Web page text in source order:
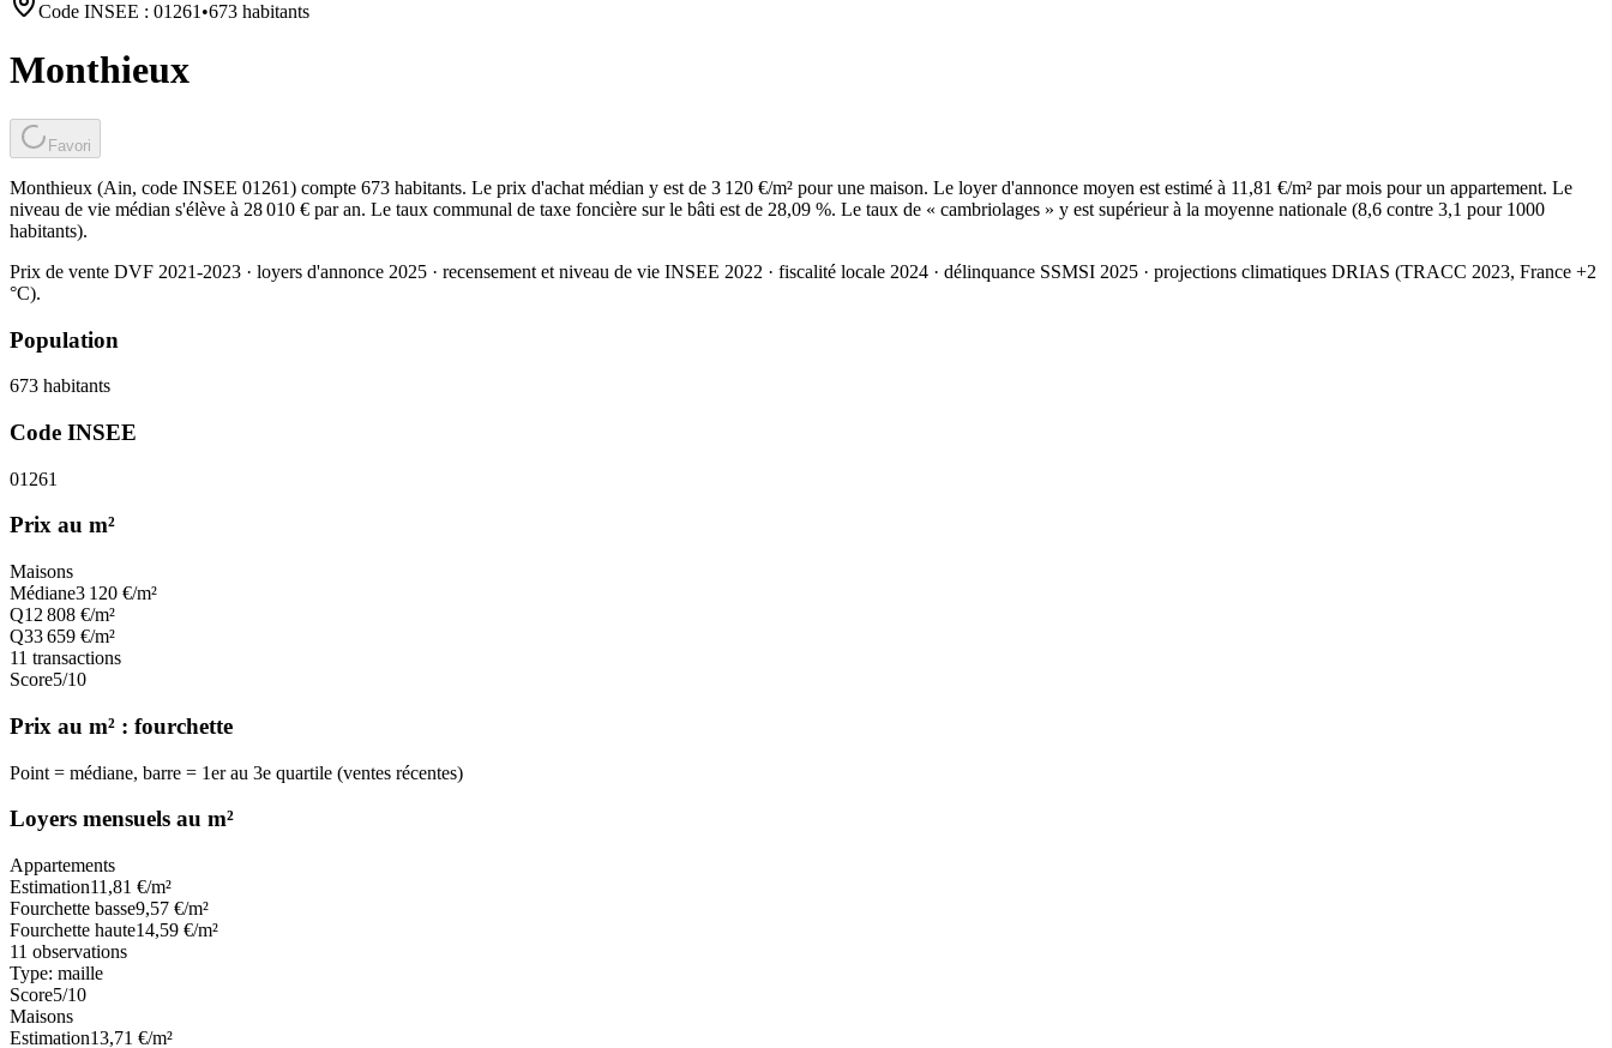
Code INSEE : 01261 •673 habitants
Monthieux
Favori
Monthieux (Ain, code INSEE 01261) compte 673 habitants. Le prix d'achat médian y est de 3 120 €/m² pour une maison. Le loyer d'annonce moyen est estimé à 11,81 €/m² par mois pour un appartement. Le
niveau de vie médian s'élève à 28 010 € par an. Le taux communal de taxe foncière sur le bâti est de 28,09 %. Le taux de « cambriolages » y est supérieur à la moyenne nationale (8,6 contre 3,1 pour 1000
habitants).
Prix de vente DVF 2021-2023 · loyers d'annonce 2025 · recensement et niveau de vie INSEE 2022 · fiscalité locale 2024 · délinquance SSMSI 2025 · projections climatiques DRIAS (TRACC 2023, France +2
°C).
Population
673 habitants
Code INSEE
01261
Prix au m²
Maisons
Médiane3 120 €/m²
Q1 2 808 €/m²
Q33 659 €/m²
11 transactions
Score5/10
Prix au m² : fourchette
Point = médiane, barre = 1er au 3e quartile (ventes récentes)
Loyers mensuels au m²
Appartements
Estimation11,81 €/m²
Fourchette basse9,57 €/m²
Fourchette haute14,59 €/m²
11 observations
Type: maille
Score5/10
Maisons
Estimation13,71 €/m²